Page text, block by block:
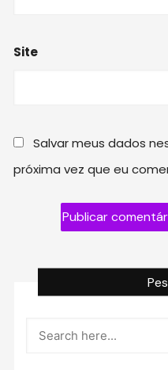
Site
Salvar meus dados
próxima vez que eu